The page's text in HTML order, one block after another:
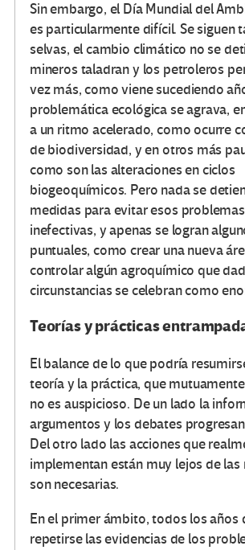
Sin embargo, el Día Mundial del
es particularmente difícil. Se siguen
selvas, el cambio climático no se
mineros taladran y los petroleros
vez más, como viene sucediendo
problemática ecológica se agrava,
a un ritmo acelerado, como ocurre
de biodiversidad, y en otros más
como son las alteraciones en ciclos
biogeoquímicos. Pero nada se
medidas para evitar esos
inefectivas, y apenas se logran
puntuales, como crear una nueva
controlar algún agroquímico que
circunstancias se celebran como
Teorías y prácticas
El balance de lo que podría
teoría y la práctica, que
no es auspicioso. De un lado la
argumentos y los debates
Del otro lado las acciones que
implementan están muy lejos de las
son necesarias.
En el primer ámbito, todos los años
repetirse las evidencias de los